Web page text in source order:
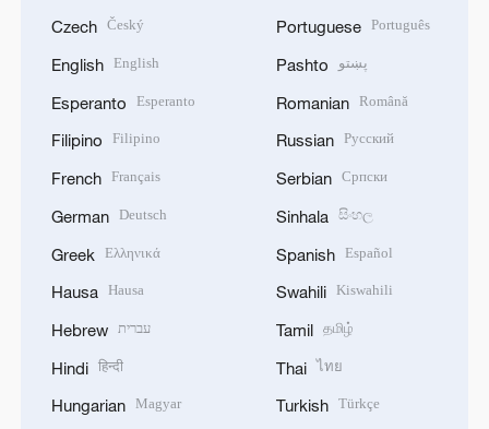
Czech Český
English English
Esperanto Esperanto
Filipino Filipino
French Français
German Deutsch
Greek Ελληνικά
Hausa Hausa
Hebrew עברית
Hindi हिन्दी
Hungarian Magyar
Portuguese Português
Pashto پښتو
Romanian Română
Russian Русский
Serbian Српски
Sinhala සිංහල
Spanish Español
Swahili Kiswahili
Tamil தமிழ்
Thai ไทย
Turkish Türkçe